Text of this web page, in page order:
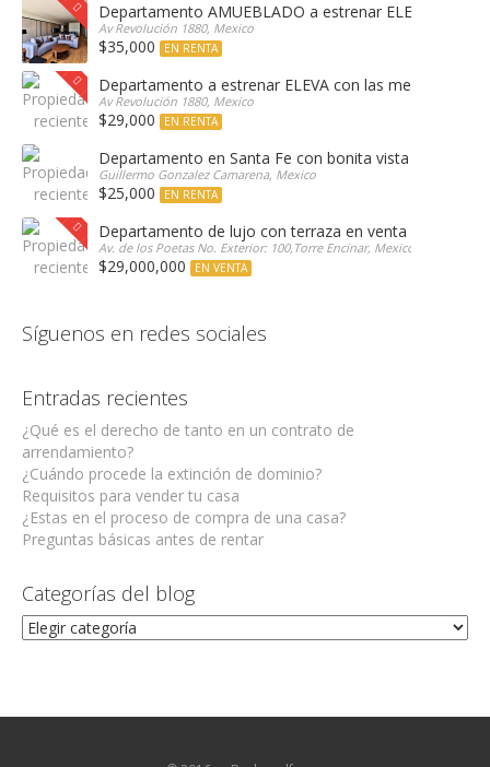
Departamento AMUEBLADO a estrenar ELEVA con
Av Revolución 1880, Mexico
$35,000 EN RENTA
Departamento a estrenar ELEVA con las mejores
Av Revolución 1880, Mexico
$29,000 EN RENTA
Departamento en Santa Fe con bonita vista arbolada
Guillermo Gonzalez Camarena, Mexico
$25,000 EN RENTA
Departamento de lujo con terraza en venta Encinar en
Av. de los Poetas No. Exterior: 100,Torre Encinar, Mexico
$29,000,000 EN VENTA
Síguenos en redes sociales
Entradas recientes
¿Qué es el derecho de tanto en un contrato de
arrendamiento?
¿Cuándo procede la extinción de dominio?
Requisitos para vender tu casa
¿Estas en el proceso de compra de una casa?
Preguntas básicas antes de rentar
Categorías del blog
Categorías
del